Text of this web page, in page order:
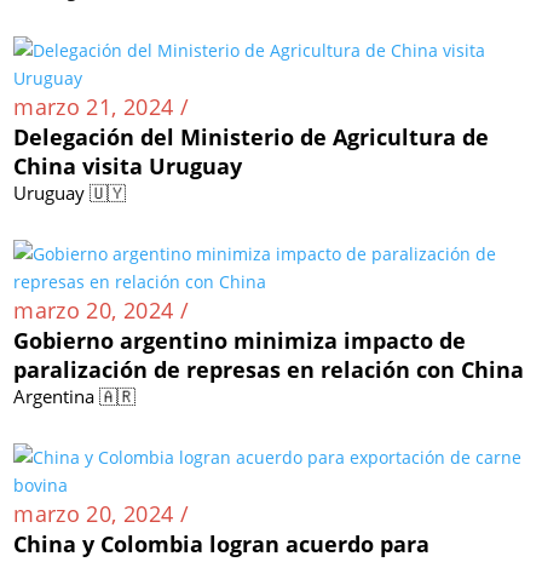
marzo 21, 2024 /
Delegación del Ministerio de Agricultura de
China visita Uruguay
Uruguay 🇺🇾
marzo 20, 2024 /
Gobierno argentino minimiza impacto de
paralización de represas en relación con China
Argentina 🇦🇷
marzo 20, 2024 /
China y Colombia logran acuerdo para